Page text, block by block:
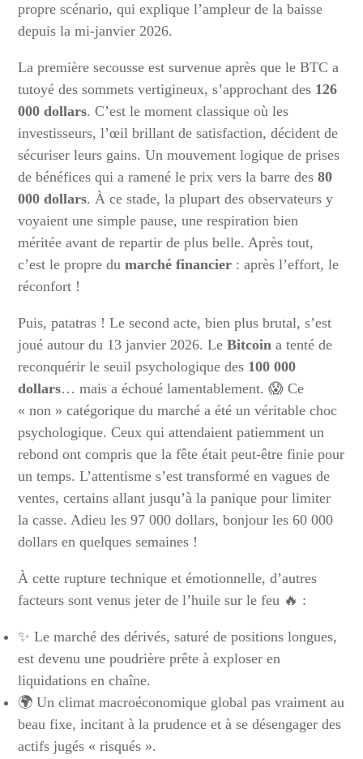
propre scénario, qui explique l’ampleur de la baisse
depuis la mi-janvier 2026.
La première secousse est survenue après que le BTC a
tutoyé des sommets vertigineux, s’approchant des 126
000 dollars. C’est le moment classique où les
investisseurs, l’œil brillant de satisfaction, décident de
sécuriser leurs gains. Un mouvement logique de prises
de bénéfices qui a ramené le prix vers la barre des80
000 dollars. À ce stade, la plupart des observateurs y
voyaient une simple pause, une respiration bien
méritée avant de repartir de plus belle. Après tout,
c’est le propre dumarché financier : après l’effort, le
réconfort !
Puis, patatras ! Le second acte, bien plus brutal, s’est
joué autour du 13 janvier 2026. LeBitcoin a tenté de
reconquérir le seuil psychologique des 100 000
dollars… mais a échoué lamentablement. 😱 Ce
« non » catégorique du marché a été un véritable choc
psychologique. Ceux qui attendaient patiemment un
rebond ont compris que la fête était peut-être finie pour
un temps. L’attentisme s’est transformé en vagues de
ventes, certains allant jusqu’à la panique pour limiter
la casse. Adieu les 97 000 dollars, bonjour les 60 000
dollars en quelques semaines !
À cette rupture technique et émotionnelle, d’autres
facteurs sont venus jeter de l’huile sur le feu 🔥 :
✨ Le marché des dérivés, saturé de positions longues,
est devenu une poudrière prête à exploser en
liquidations en chaîne.
🌍 Un climat macroéconomique global pas vraiment au
beau fixe, incitant à la prudence et à se désengager des
actifs jugés « risqués ».